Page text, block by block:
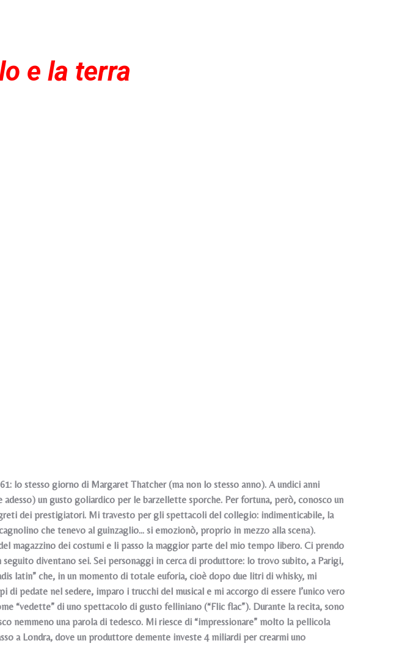
e la terra
lo stesso giorno di Margaret Thatcher (ma non lo stesso anno). A undici anni
adesso) un gusto goliardico per le barzellette sporche. Per fortuna, però, conosco un
dei prestigiatori. Mi travesto per gli spettacoli del collegio: indimenticabile, la
che tenevo al guinzaglio... si emozionò, proprio in mezzo alla scena).
magazzino dei costumi e li passo la maggior parte del mio tempo libero. Ci prendo
diventano sei. Sei personaggi in cerca di produttore: lo trovo subito, a Parigi,
latin” che, in un momento di totale euforia, cioè dopo due litri di whisky, mi
di pedate nel sedere, imparo i trucchi del musical e mi accorgo di essere l’unico vero
“vedette” di uno spettacolo di gusto felliniano (“Flic flac”). Durante la recita, sono
nemmeno una parola di tedesco. Mi riesce di “impressionare” molto la pellicola
a Londra, dove un produttore demente investe 4 miliardi per crearmi uno